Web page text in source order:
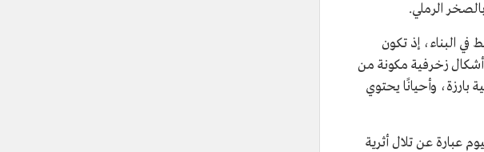
الرملي.
في البناء، إذ تكون
زخرفية مكونة من
وأحيانًا يحتوي
عبارة عن تلال أثرية